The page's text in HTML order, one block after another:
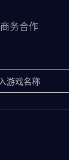
商务合作